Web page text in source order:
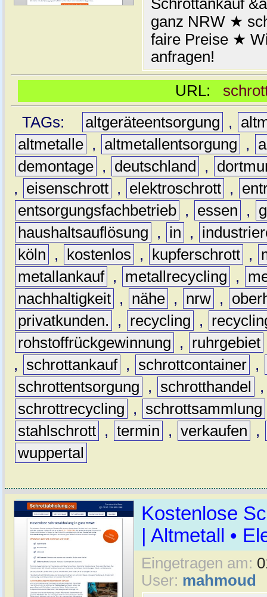
Schrottankauf
ganz NRW ★
faire Preise ★
anfragen!
URL:
TAGs:
altgeräteentsorgung ,
altmetalle , altmetallentsorgung ,
demontage , deutschland ,
,
eisenschrott , elektroschrott ,
entsorgungsfachbetrieb , essen ,
haushaltsauflösung
, in ,
köln
, kostenlos , kupferschrott ,
metallankauf , metallrecycling ,
nachhaltigkeit , nähe , nrw ,
privatkunden.
, recycling ,
rohstoffrückgewinnung
, ruhrgebiet
,
schrottankauf , schrottcontainer ,
schrottentsorgung
, schrotthandel
schrottrecycling
, schrottsammlung
stahlschrott , termin , verkaufen
,
wuppertal
Kostenlose
| Altmetall •
Eingetragen am:
User: mahmoud